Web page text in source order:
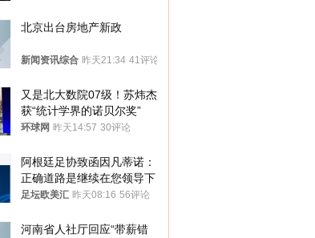
北京出台房地产新政
新闻资讯综合 昨天21:34 41评论
又是北大数院07级！苏炜杰
获“统计学界的诺贝尔奖”
环球网 昨天14:57 30评论
阿根廷足协致函因凡蒂诺：
正确道路是继续在您领导下
足坛欧美汇 昨天08:16 56评论
河南省人社厅回应“带薪错